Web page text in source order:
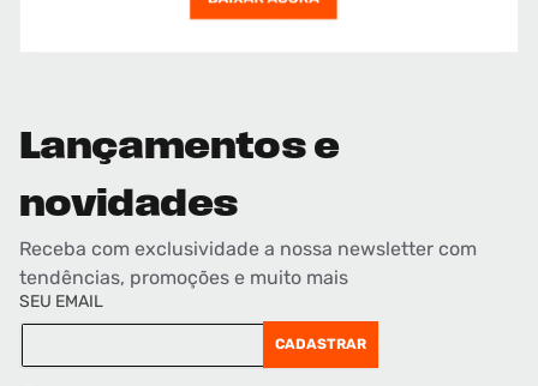
Lançamentos e
novidades
Receba com exclusividade a nossa newsletter com
tendências, promoções e muito mais
SEU EMAIL
CADASTRAR